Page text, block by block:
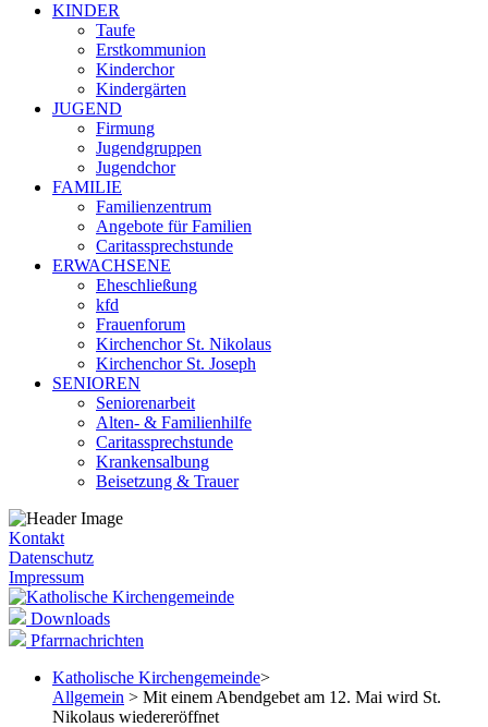
KINDER
Taufe
Erstkommunion
Kinderchor
Kindergärten
JUGEND
Firmung
Jugendgruppen
Jugendchor
FAMILIE
Familienzentrum
Angebote für Familien
Caritassprechstunde
ERWACHSENE
Eheschließung
kfd
Frauenforum
Kirchenchor St. Nikolaus
Kirchenchor St. Joseph
SENIOREN
Seniorenarbeit
Alten- & Familienhilfe
Caritassprechstunde
Krankensalbung
Beisetzung & Trauer
Kontakt
Datenschutz
Impressum
Downloads
Pfarrnachrichten
Katholische Kirchengemeinde>
Allgemein > Mit einem Abendgebet am 12. Mai wird St.
Nikolaus wiedereröffnet